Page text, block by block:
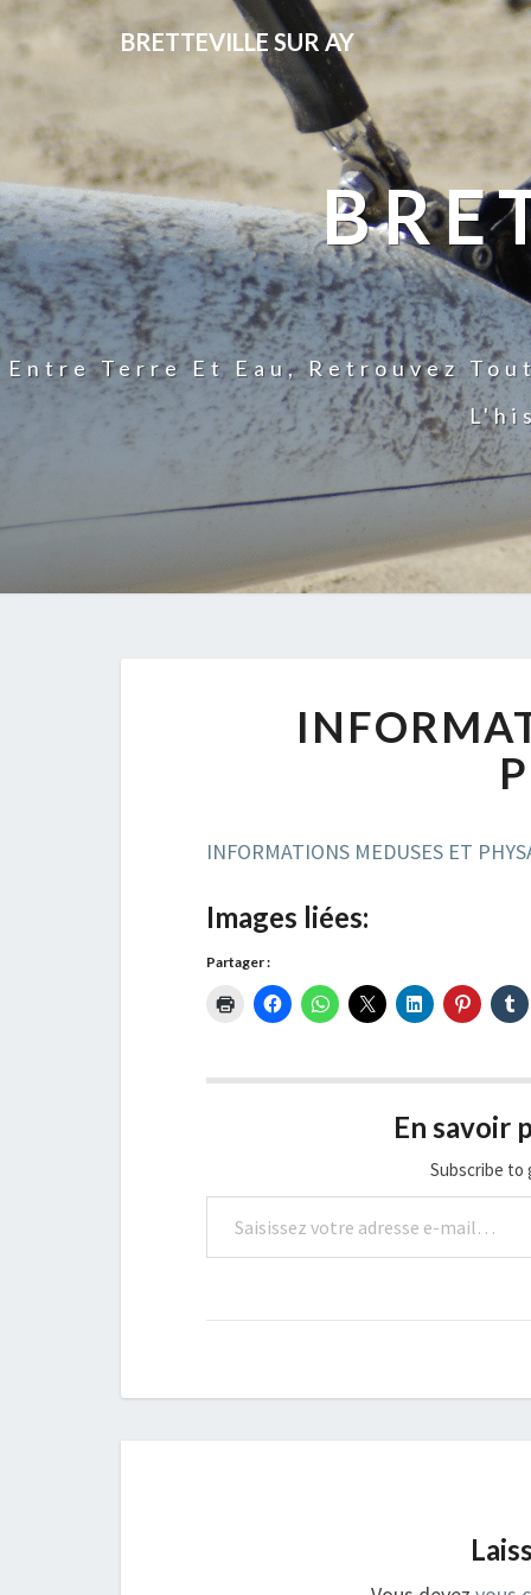
BRETTEVILLE SUR AY
Entre Terre Et Eau, Retrouvez
INFORMATIONS MEDUSES ET
Images liées:
Partager :
En savoir
Subscribe to
Saisissez votre adresse e-mail…